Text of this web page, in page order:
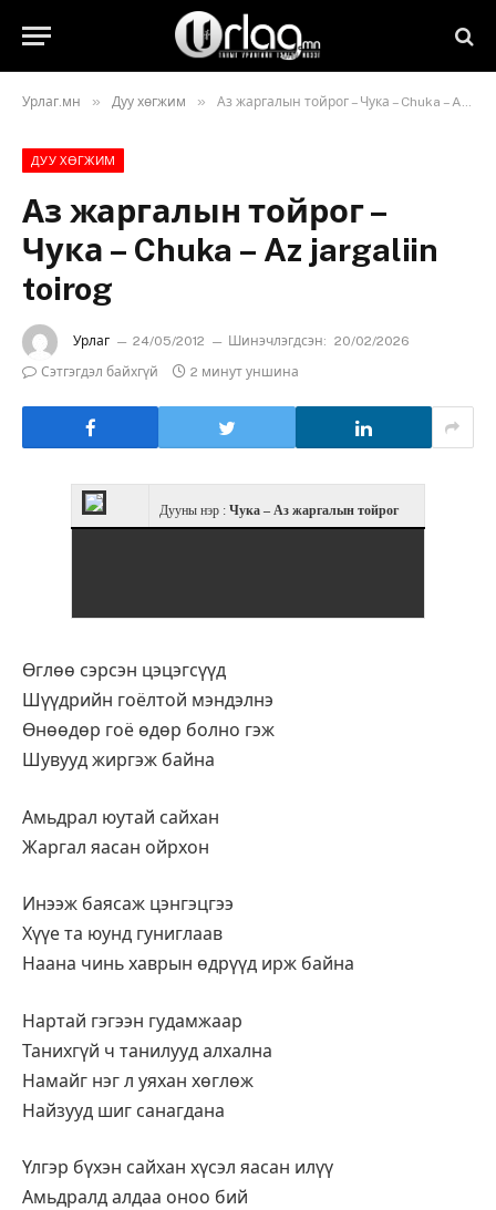
Урлаг.мн » Дуу хөгжим » Аз жаргалын тойрог – Чука – Chuka – Az jargaliin toirog
ДУУ ХӨГЖИМ
Аз жаргалын тойрог –
Чука – Chuka – Az jargaliin
toirog
Урлаг 24/05/2012 Шинэчлэгдсэн: 20/02/2026
Сэтгэгдэл байхгүй
2 минут уншина
Дууны нэр : Чука – Аз жаргалын тойрог
Өглөө сэрсэн цэцэгсүүд
Шүүдрийн гоёлтой мэндэлнэ
Өнөөдөр гоё өдөр болно гэж
Шувууд жиргэж байна
Амьдрал юутай сайхан
Жаргал яасан ойрхон
Инээж баясаж цэнгэцгээ
Хүүе та юунд гуниглаав
Наана чинь хаврын өдрүүд ирж байна
Нартай гэгээн гудамжаар
Танихгүй ч танилууд алхална
Намайг нэг л уяхан хөглөж
Найзууд шиг санагдана
Үлгэр бүхэн сайхан хүсэл яасан илүү
Амьдралд алдаа оноо бий